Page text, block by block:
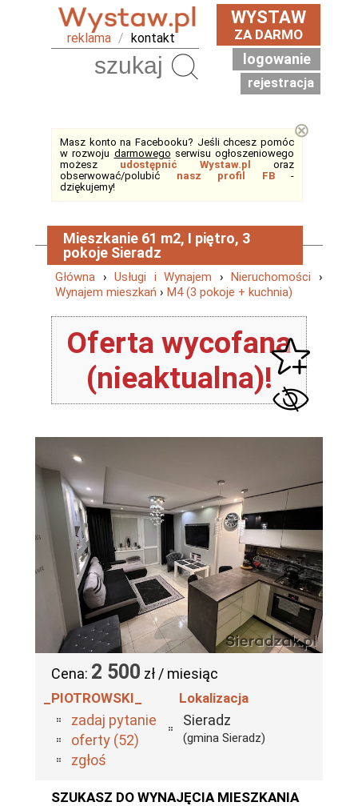
reklama / kontakt
WYSTAW
ZA DARMO
logowanie
rejestracja
Masz konto na Facebooku? Jeśli chcesz pomóc
w rozwoju darmowego serwisu ogłoszeniowego
możesz udostępnić Wystaw.pl
oraz
obserwować/polubić nasz profil FB-
dziękujemy!
⊗
Mieszkanie 61 m2, I piętro, 3
pokoje Sieradz
Główna ›Usługi i Wynajem ›Nieruchomości ›
Wynajem mieszkań › M4 (3 pokoje + kuchnia)
Oferta wycofana
(nieaktualna)!
Cena: 2 500 zł / miesiąc
_PIOTROWSKI_
zadaj pytanie
oferty (52)
zgłoś
Lokalizacja
Sieradz
(gmina Sieradz)
SZUKASZ DO WYNAJĘCIA MIESZKANIA